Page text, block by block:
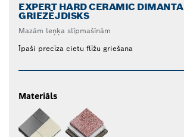
EXPERT HARD CERAMIC DIMANTA
GRIEZĒJDISKS
Mazām leņķa slīpmašīnām
Īpaši precīza cietu flīžu griešana
Materiāls